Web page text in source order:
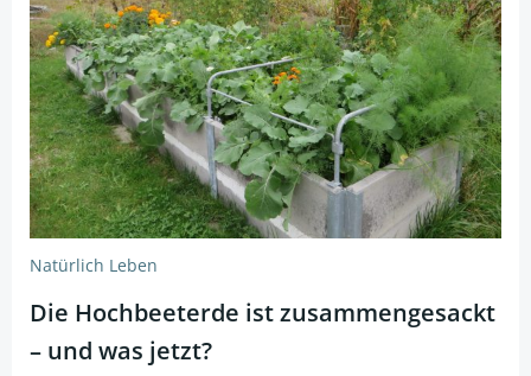
Natürlich Leben
Die Hochbeeterde ist zusammengesackt
– und was jetzt?